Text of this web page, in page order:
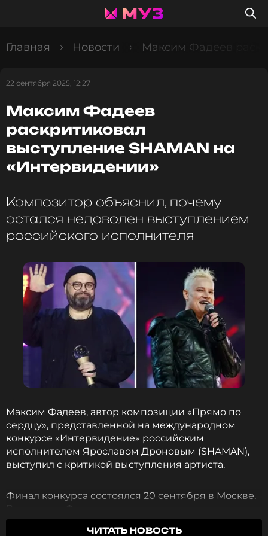
Главная Новости Максим Фадеев
22 сентября 2025, 12:27
Максим Фадеев
раскритиковал
выступление SHAMAN на
«Интервидении»
Композитор объяснил, почему
остался недоволен выступлением
российского исполнителя
Максим Фадеев, автор композиции «Прямо по
сердцу», представленной на международном
конкурсе «Интервидение» российским
исполнителем Ярославом Дроновым (SHAMAN),
выступил с критикой выступления артиста.
Финал конкурса состоялся 20 сентября в Москве.
Санкт-Петербурге, где давал сольный концерт.
ЧИТАТЬ НОВОСТЬ